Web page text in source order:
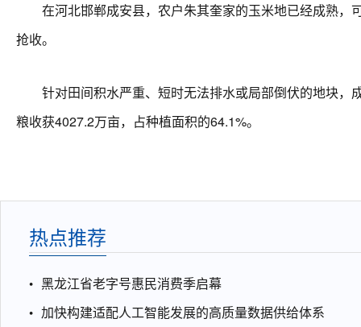
在河北邯郸成安县，农户朱其奎家的玉米地已经成熟，
抢收。
针对田间积水严重、短时无法排水或局部倒伏的地块，
粮收获4027.2万亩，占种植面积的64.1%。
热点推荐
黑龙江省老字号惠民消费季启幕
加快构建适配人工智能发展的高质量数据供给体系